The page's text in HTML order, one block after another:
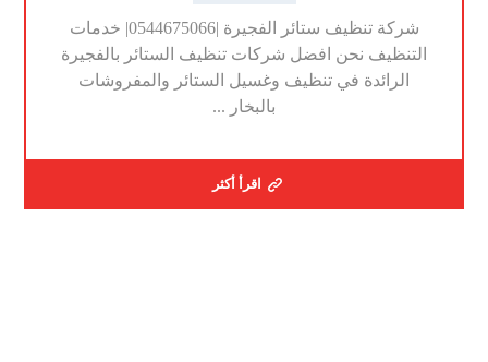
شركة تنظيف ستائر الفجيرة |0544675066| خدمات
التنظيف نحن افضل شركات تنظيف الستائر بالفجيرة
الرائدة في تنظيف وغسيل الستائر والمفروشات
بالبخار ...
اقرأ أكثر